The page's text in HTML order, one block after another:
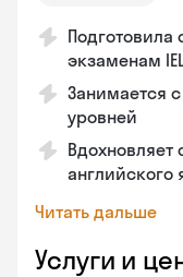
экзаменам
Занимается
уровней
Вдохновляет
английского
Читать дальше
Услуги и